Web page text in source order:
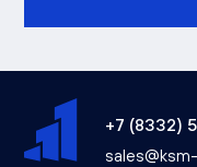
+7 (8332)